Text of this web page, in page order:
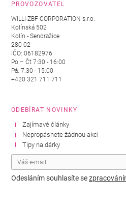
PROVOZOVATEL
WILLI-ZBF CORPORATION s.r.o.
Kolínská 502
Kolín - Sendražice
280 02
IČO: 06182976
Po – Čt 7:30 - 16:00
Pá: 7:30 - 15:00
+420 321 711 711
ODEBÍRAT NOVINKY
Zajímavé články
Nepropásnete žádnou akci
Tipy na dárky
Odesláním souhlasíte se